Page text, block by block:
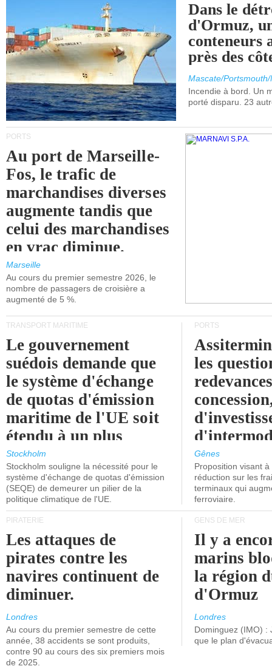
Dans le
d'Ormuz,
conteneurs
près des
Mascate/
Incendie à bord. Un
porté disparu. 23
PORTS
Au port de Marseille-
Fos, le trafic de
marchandises diverses
augmente tandis que
celui des marchandises
en vrac diminue.
Marseille
Au cours du premier semestre 2026, le
nombre de passagers de croisière a
augmenté de 5 %.
TRANSPORT MARITIME
Le gouvernement
suédois demande que
le système d'échange
de quotas d'émission
maritime de l'UE soit
étendu à un plus
grand nombre de
navires.
Stockholm
Stockholm souligne la nécessité pour le
système d'échange de quotas d'émission
(SEQE) de demeurer un pilier de la
politique climatique de l'UE.
PORTS
les
l'attention
politiciens.
Gênes
Proposition visant
réduction sur les
terminaux qui
ferroviaire.
PIRATERIE
Les attaques de
pirates contre les
navires continuent de
diminuer.
Londres
Au cours du premier semestre de cette
année, 38 accidents se sont produits,
contre 90 au cours des six premiers mois
de 2025.
GENS DE MER
Il y a
marins
la région
d'Ormuz
Londres
Dominguez (IMO) :
que le plan